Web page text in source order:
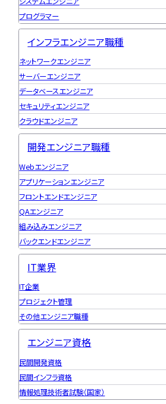
プログラマー
インフラエンジニア職種
ネットワークエンジニア
サーバーエンジニア
データベースエンジニア
セキュリティエンジニア
クラウドエンジニア
開発エンジニア職種
Webエンジニア
アプリケーションエンジニア
フロントエンドエンジニア
QAエンジニア
組み込みエンジニア
バックエンドエンジニア
IT業界
IT企業
プロジェクト管理
その他エンジニア職種
エンジニア資格
民間開発資格
民間インフラ資格
情報処理技術者試験（国家）